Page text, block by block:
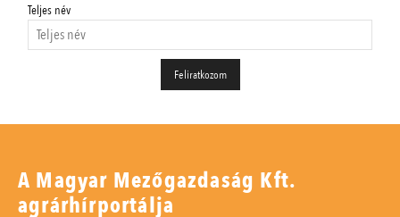
Teljes név
A Magyar Mezőgazdaság Kft.
agrárhírportálja